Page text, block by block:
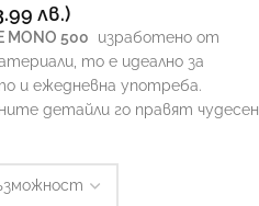
лв.)
MONO 500 изработено от
то е идеално за
и ежедневна употреба.
детайли го правят чудесен